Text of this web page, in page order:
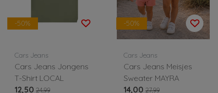
-50%
Cars Jeans
Cars Jeans Jongens
T-Shirt LOCAL
12,50 24,99
-50%
Cars Jeans
Cars Jeans Meisjes
Sweater MAYRA
14,00 27,99